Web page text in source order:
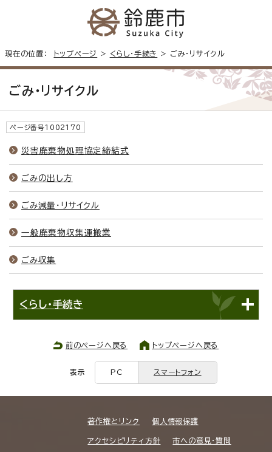
現在の位置： トップページ > くらし・手続き > ごみ・リサイクル
ごみ・リサイクル
ページ番号1002170
災害廃棄物処理協定締結式
ごみの出し方
ごみ減量・リサイクル
一般廃棄物収集運搬業
ごみ収集
くらし・手続き
前のページへ戻る トップページへ戻る
表示 PC スマートフォン
著作権とリンク 個人情報保護
アクセシビリティ方針 市への意見・質問